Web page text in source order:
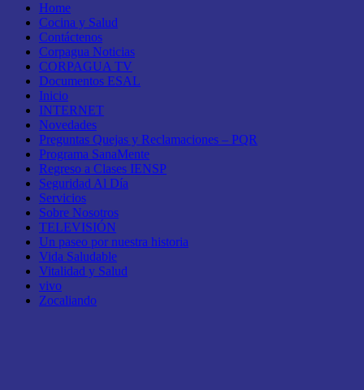
Home
Cocina y Salud
Contáctenos
Corpagua Noticias
CORPAGUA TV
Documentos ESAL
Inicio
INTERNET
Novedades
Preguntas Quejas y Reclamaciones – PQR
Programa SanaMente
Regreso a Clases IENSP
Seguridad Al Día
Servicios
Sobre Nosotros
TELEVISIÓN
Un paseo por nuestra historia
Vida Saludable
Vitalidad y Salud
vivo
Zocaliando